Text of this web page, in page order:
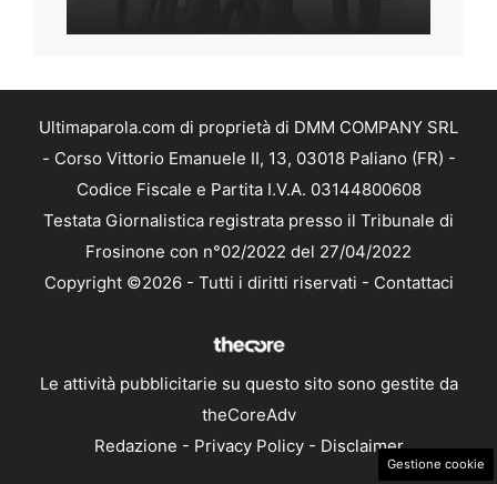
Ultimaparola.com di proprietà di DMM COMPANY SRL
- Corso Vittorio Emanuele II, 13, 03018 Paliano (FR) -
Codice Fiscale e Partita I.V.A. 03144800608
Testata Giornalistica registrata presso il Tribunale di
Frosinone con n°02/2022 del 27/04/2022
Copyright ©2026 - Tutti i diritti riservati - Contattaci
Le attività pubblicitarie su questo sito sono gestite da
theCoreAdv
Redazione - Privacy Policy- Disclaimer
Gestione cookie